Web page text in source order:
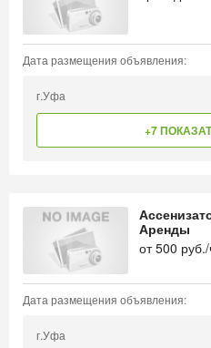
Дата размещения объявления:
г.Уфа
+7
Аренды
от500
Дата размещения объявления:
г.Уфа